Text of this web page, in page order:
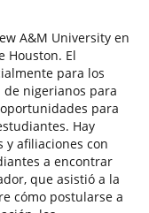
A&M University en
Houston. El
para los
nigerianos para
para
Hay
y afiliaciones con
a encontrar
que asistió a la
cómo postularse a